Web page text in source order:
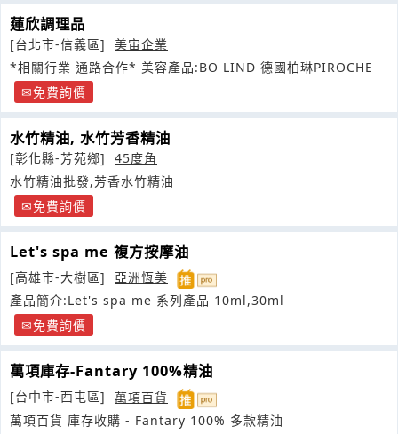
蓮欣調理品
[台北市-信義區]
美宙企業
*相關行業 通路合作* 美容產品:BO LIND 德國柏琳PIROCHE
免費詢價
水竹精油, 水竹芳香精油
[彰化縣-芳苑鄉]
45度角
水竹精油批發,芳香水竹精油
免費詢價
Let's spa me 複方按摩油
[高雄市-大樹區]
亞洲恆美
產品簡介:Let's spa me 系列產品 10ml,30ml
免費詢價
萬項庫存-Fantary 100%精油
[台中市-西屯區]
萬項百貨
萬項百貨 庫存收購 - Fantary 100% 多款精油